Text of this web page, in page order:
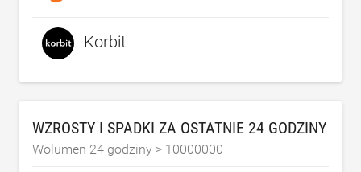
Korbit
WZROSTY I SPADKI ZA OSTATNIE 24 GODZINY
Wolumen 24 godziny > 10000000